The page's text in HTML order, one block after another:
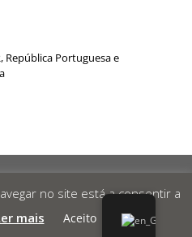
porREDOCEAN|Privacy Policy|
|no site está a consentir a
mais Aceito